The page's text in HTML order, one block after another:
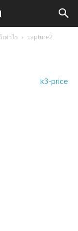
ท่าไร capture2
k3-price